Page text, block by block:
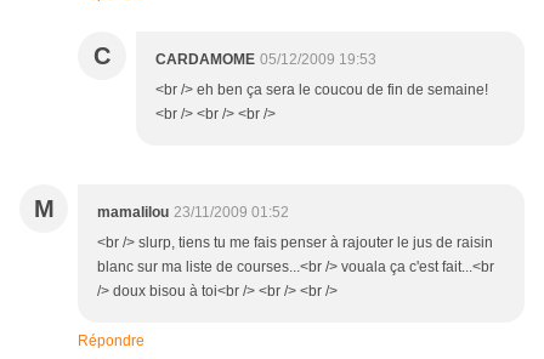
C CARDAMOME 05/12/2009 19:53
<br /> eh ben ça sera le coucou de fin de semaine!
<br /> <br /> <br />
M mamalilou 23/11/2009 01:52
<br /> slurp, tiens tu me fais penser à rajouter le jus de raisin
blanc sur ma liste de courses...<br /> vouala ça c'est fait...<br
/> doux bisou à toi<br /> <br /> <br />
Répondre